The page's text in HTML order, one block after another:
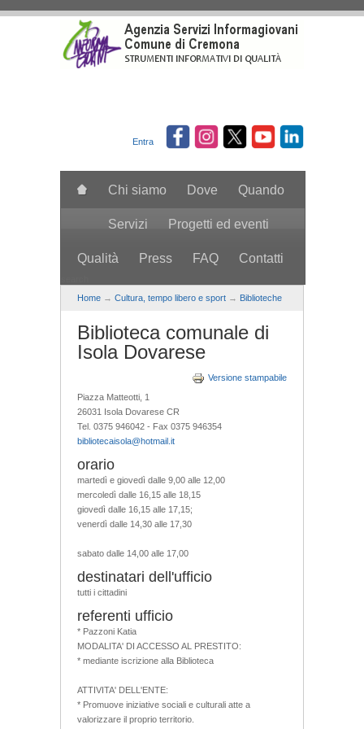
Entra
Chi siamo Dove Quando
Servizi Progetti ed eventi
Qualità Press FAQ Contatti
Home → Cultura, tempo libero e sport → Biblioteche
Biblioteca comunale di
Isola Dovarese
Versione stampabile
Piazza Matteotti, 1
26031 Isola Dovarese CR
Tel. 0375 946042 - Fax 0375 946354
bibliotecaisola@hotmail.it
orario
martedì e giovedì dalle 9,00 alle 12,00
mercoledì dalle 16,15 alle 18,15
giovedì dalle 16,15 alle 17,15;
venerdì dalle 14,30 alle 17,30
sabato dalle 14,00 alle 17,00
destinatari dell'ufficio
tutti i cittadini
referenti ufficio
* Pazzoni Katia
MODALITA' DI ACCESSO AL PRESTITO:
* mediante iscrizione alla Biblioteca
ATTIVITA' DELL'ENTE:
* Promuove iniziative sociali e culturali atte a
valorizzare il proprio territorio.